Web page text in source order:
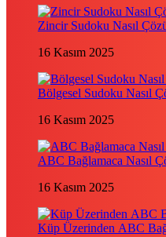
Zincir Sudoku Nasıl
16 Kasım 2025
Bölgesel Sudoku Nasıl
16 Kasım 2025
ABC Bağlamaca Nasıl
16 Kasım 2025
Küp Üzerinden ABC